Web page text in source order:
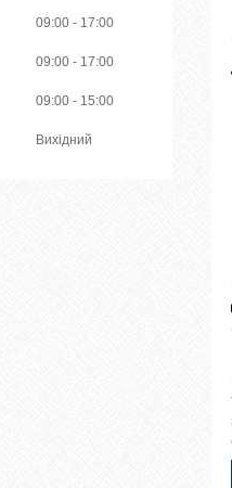
09:00 17:00
09:00 17:00
09:00 15:00
Вихідний